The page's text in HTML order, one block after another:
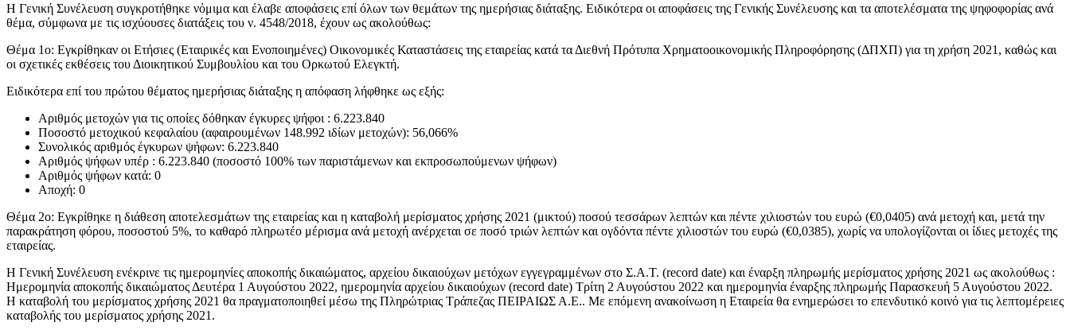
Η Γενική Συνέλευση συγκροτήθηκε νόμιμα και έλαβε αποφάσεις επί όλων των θεμάτων της ημερήσιας διάταξης. Ειδικότερα οι αποφάσεις της Γενικής Συνέλευσης και τα αποτελέσματα της ψηφοφορίας ανά
θέμα, σύμφωνα με τις ισχύουσες διατάξεις του ν. 4548/2018, έχουν ως ακολούθως:
Θέμα 1ο: Εγκρίθηκαν οι Ετήσιες (Εταιρικές και Ενοποιημένες) Οικονομικές Καταστάσεις της εταιρείας κατά τα Διεθνή Πρότυπα Χρηματοοικονομικής Πληροφόρησης (ΔΠΧΠ) για τη χρήση 2021, καθώς και
οι σχετικές εκθέσεις του Διοικητικού Συμβουλίου και του Ορκωτού Ελεγκτή.
Ειδικότερα επί του πρώτου θέματος ημερήσιας διάταξης η απόφαση λήφθηκε ως εξής:
Αριθμός μετοχών για τις οποίες δόθηκαν έγκυρες ψήφοι : 6.223.840
Ποσοστό μετοχικού κεφαλαίου (αφαιρουμένων 148.992 ιδίων μετοχών): 56,066%
Συνολικός αριθμός έγκυρων ψήφων: 6.223.840
Αριθμός ψήφων υπέρ : 6.223.840 (ποσοστό 100% των παριστάμενων και εκπροσωπούμενων ψήφων)
Αριθμός ψήφων κατά: 0
Αποχή: 0
Θέμα 2ο: Εγκρίθηκε η διάθεση αποτελεσμάτων της εταιρείας και η καταβολή μερίσματος χρήσης 2021 (μικτού) ποσού τεσσάρων λεπτών και πέντε χιλιοστών του ευρώ (€0,0405) ανά μετοχή και, μετά την
παρακράτηση φόρου, ποσοστού 5%, το καθαρό πληρωτέο μέρισμα ανά μετοχή ανέρχεται σε ποσό τριών λεπτών και ογδόντα πέντε χιλιοστών του ευρώ (€0,0385), χωρίς να υπολογίζονται οι ίδιες μετοχές της
εταιρείας.
Η Γενική Συνέλευση ενέκρινε τις ημερομηνίες αποκοπής δικαιώματος, αρχείου δικαιούχων μετόχων εγγεγραμμένων στο Σ.Α.Τ. (record date) και έναρξη πληρωμής μερίσματος χρήσης 2021 ως ακολούθως :
Ημερομηνία αποκοπής δικαιώματος Δευτέρα 1 Αυγούστου 2022, ημερομηνία αρχείου δικαιούχων (record date) Τρίτη 2 Αυγούστου 2022 και ημερομηνία έναρξης πληρωμής Παρασκευή 5 Αυγούστου 2022.
Η καταβολή του μερίσματος χρήσης 2021 θα πραγματοποιηθεί μέσω της Πληρώτριας Τράπεζας ΠΕΙΡΑΙΩΣ Α.Ε.. Με επόμενη ανακοίνωση η Εταιρεία θα ενημερώσει το επενδυτικό κοινό για τις λεπτομέρειες
καταβολής του μερίσματος χρήσης 2021.